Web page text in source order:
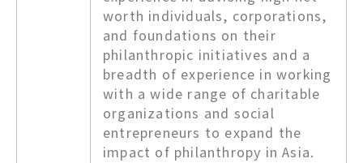
worth individuals, corporations,
and foundations on their
philanthropic initiatives and a
breadth of experience in working
with a wide range of charitable
organizations and social
entrepreneurs to expand the
impact of philanthropy in Asia.